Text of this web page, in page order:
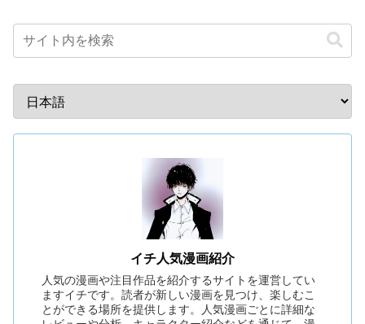
イチ人気漫画紹介
人気の漫画や注目作品を紹介するサイトを運営してい
ますイチです。読者が新しい漫画を見つけ、楽しむこ
とができる場所を提供します。人気漫画ごとに詳細な